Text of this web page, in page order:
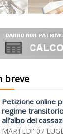
breve
Petizione online
regime
all’albo dei
MARTEDI' 07